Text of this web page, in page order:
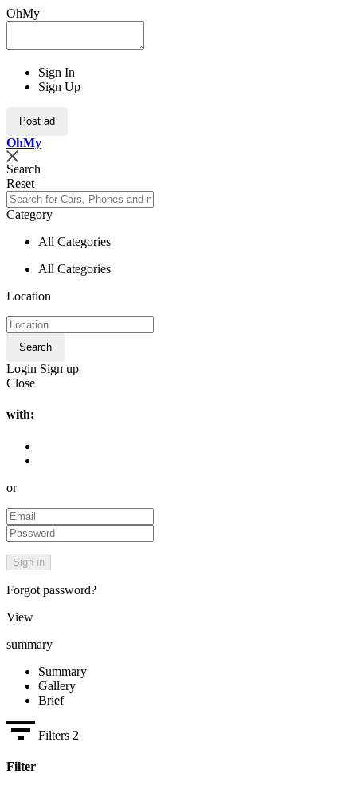
OhMy
Sign In
Sign Up
Post ad
OhMy
Search
Reset
Category
All Categories
All Categories
Location
Search
Login Sign up
Close
with:
or
Forgot password?
View
summary
Summary
Gallery
Brief
Filters 2
Filter